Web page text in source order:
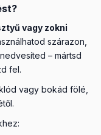
vagy zokni
szárazon,
– mártsd
fel.
vagy bokád fölé,